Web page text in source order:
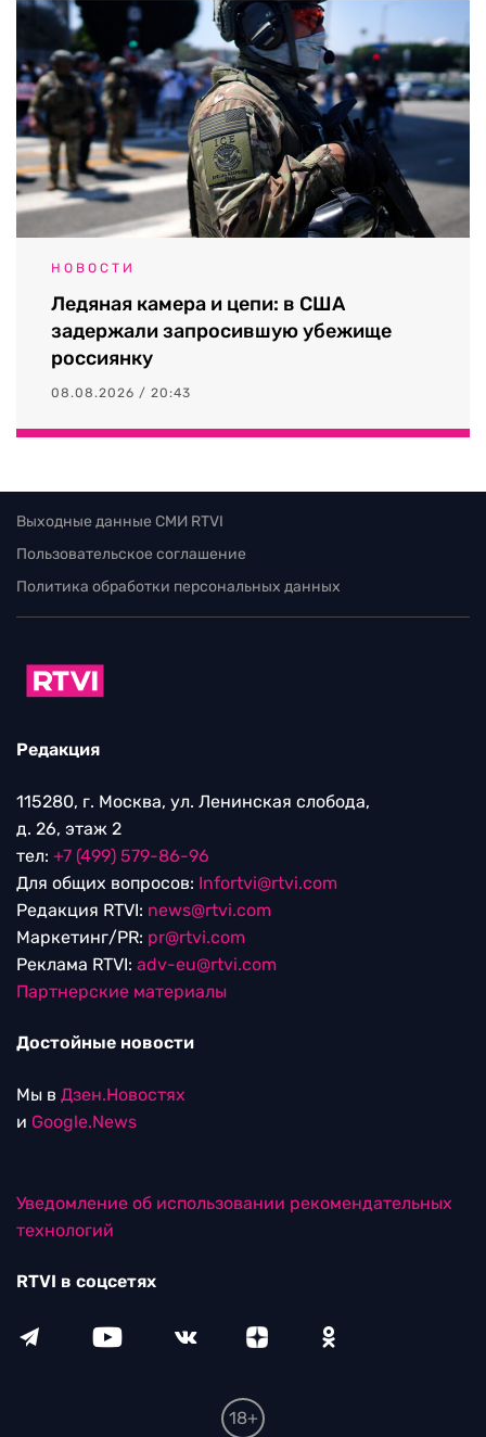
НОВОСТИ
Ледяная камера и цепи: в США
задержали запросившую убежище
россиянку
08.08.2026 / 20:43
Выходные данные СМИ RTVI
Пользовательское соглашение
Политика обработки персональных данных
Редакция
115280, г. Москва, ул. Ленинская слобода,
д. 26, этаж 2
тел: +7 (499) 579-86-96
Для общих вопросов: Infortvi@rtvi.com
Редакция RTVI: news@rtvi.com
Маркетинг/PR: pr@rtvi.com
Реклама RTVI: adv-eu@rtvi.com
Партнерские материалы
Достойные новости
Мы в Дзен.Новостях
и Google.News
Уведомление об использовании рекомендательных
технологий
RTVI в соцсетях
18+